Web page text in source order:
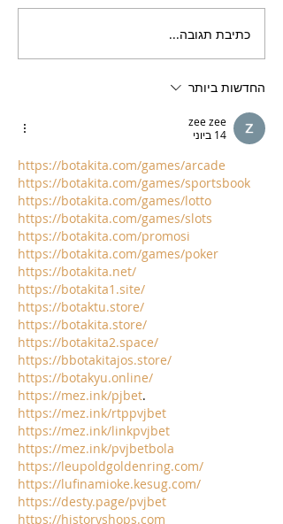
Sokcho
כתיבת תגובה...
החדשות ביותר
zee zee
14 ביוני
https://botakita.com/games/arcade
https://botakita.com/games/sportsbook
https://botakita.com/games/lotto
https://botakita.com/games/slots
https://botakita.com/promosi
https://botakita.com/games/poker
https://botakita.net/
https://botakita1.site/
https://botaktu.store/
https://botakita.store/
https://botakita2.space/
https://bbotakitajos.store/
https://botakyu.online/
https://mez.ink/pjbet.
https://mez.ink/rtppvjbet
https://mez.ink/linkpvjbet
https://mez.ink/pvjbetbola
https://leupoldgoldenring.com/
https://lufinamioke.kesug.com/
https://desty.page/pvjbet
https://historyshops.com